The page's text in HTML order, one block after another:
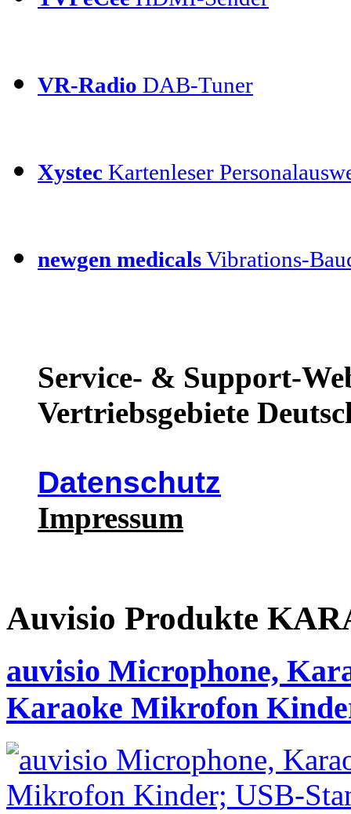
VR-Radio DAB-Tuner
Xystec Kartenleser
newgen medicalsVibrations-
Service- & Support-
Vertriebsgebiete
Datenschutz
Impressum
Auvisio Produkte
auvisio Microphone,
Karaoke Mikrofon